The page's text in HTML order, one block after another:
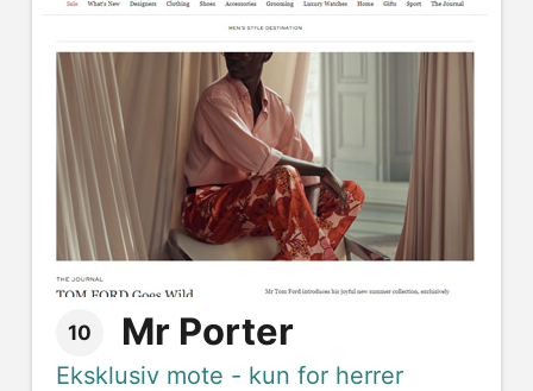
10 Mr Porter
Eksklusiv mote - kun for herrer